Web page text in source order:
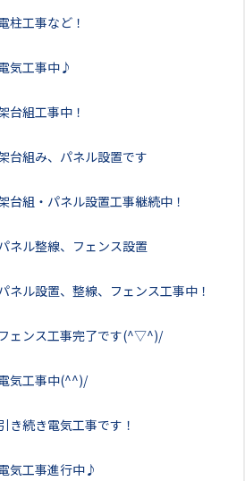
柱工事など！
気工事中♪
台組工事中！
台組み、パネル設置です
台組・パネル設置工事継続中！
ネル整線、フェンス設置
ネル設置、整線、フェンス工事中！
フェンス工事完了です(^▽^)/
気工事中(^^)/
き続き電気工事です！
気工事進行中♪